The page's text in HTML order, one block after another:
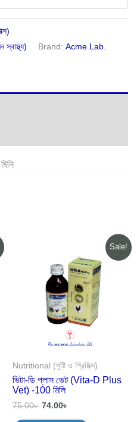
Brand: Acme Lab.
Sale!
Nutritional (পুষ্টি ও প্রিমিক্স)
ভিটা-ডি প্লাস ভেট (Vita-D Plus
Vet) -100 মিলি
75.00৳
was:
75.00৳ .
74.00৳
is:
74.00৳ .